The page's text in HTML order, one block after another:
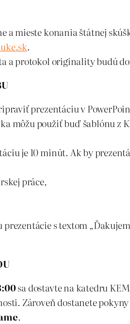
a mieste konania štátnej
.
a protokol originality budú
prezentáciu v
môžu použiť buď šablónu z
je 10 minút. Ak by
práce,
s textom
sa dostavte na katedru
Zároveň dostanete
.